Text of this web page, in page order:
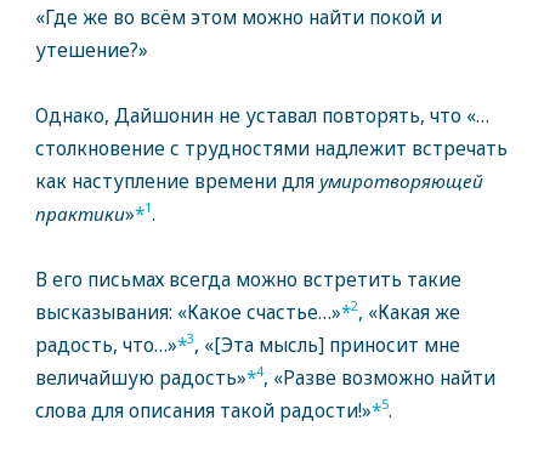
«Где же во всём этом можно найти покой и
утешение?»
Однако, Дайшонин не уставал повторять, что «…
столкновение с трудностями надлежит встречать
как наступление времени для умиротворяющей
практики»*1.
В его письмах всегда можно встретить такие
высказывания: «Какое счастье…»*2, «Какая же
радость, что…»*3, «[Эта мысль] приносит мне
величайшую радость»*4, «Разве возможно найти
слова для описания такой радости!»*5.